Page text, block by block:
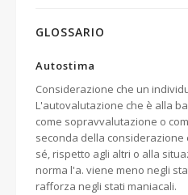
GLOSSARIO
Autostima
Considerazione che un
L'autovalutazione che è alla
come sopravvalutazione o
seconda della considerazione
sé, rispetto agli altri o alla
norma l'a. viene meno negli
rafforza negli stati maniacali.